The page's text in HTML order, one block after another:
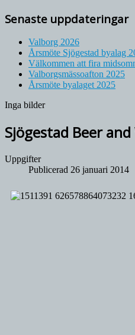
Senaste uppdateringar
Valborg 2026
Årsmöte Sjögestad byalag
Välkommen att fira
Valborgsmässoafton 2025
Årsmöte byalaget 2025
Inga bilder
Sjögestad Beer
Uppgifter
Publicerad 26 januari 2014